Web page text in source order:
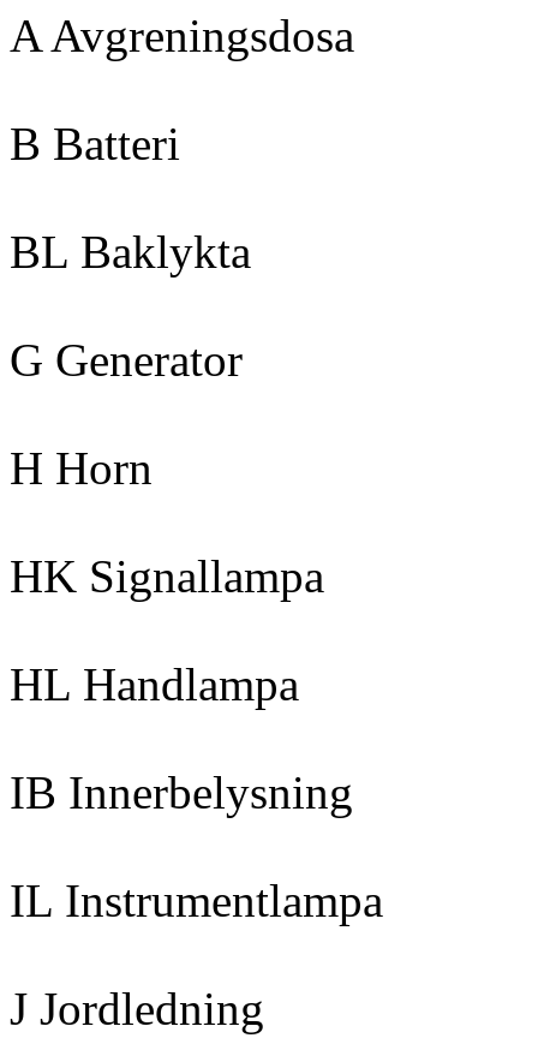
A Avgreningsdosa
B Batteri
BL Baklykta
G Generator
H Horn
HK Signallampa
HL Handlampa
IB Innerbelysning
IL Instrumentlampa
J Jordledning